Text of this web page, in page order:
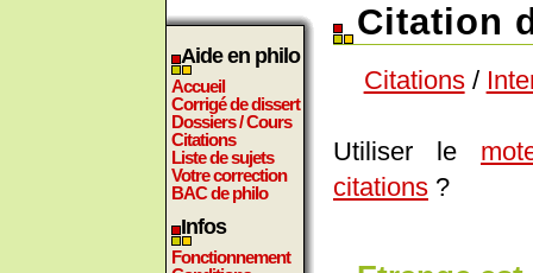
Aide en philo
Accueil
Corrigé de dissert
Dossiers / Cours
Citations
Liste de sujets
Votre correction
BAC de philo
Infos
Fonctionnement
Citation
Citations/
Utiliser le
citations ?